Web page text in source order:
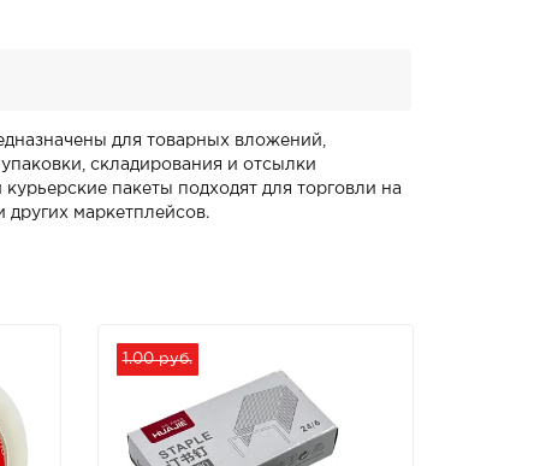
для товарных вложений,
складирования и отсылки
пакеты подходят для торговли на
маркетплейсов.
1.00 руб.